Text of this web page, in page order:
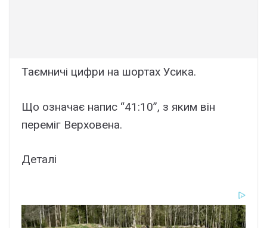
Таємничі цифри на шортах Усика.
Що означає напис “41:10”, з яким він
переміг Верховена.
Деталі